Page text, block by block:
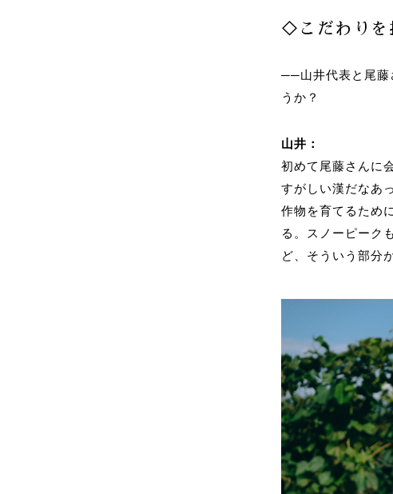
◇こだわりを
──山井代表と尾藤
うか？
山井：
初めて尾藤さんに
すがしい漢だなあ
作物を育てるため
る。スノーピーク
ど、そういう部分